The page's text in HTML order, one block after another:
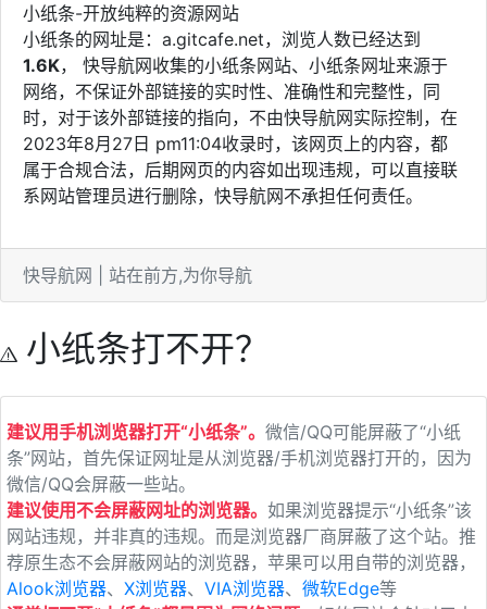
小纸条-开放纯粹的资源网站
小纸条的网址是：a.gitcafe.net，浏览人数已经达到
1.6K， 快导航网收集的小纸条网站、小纸条网址来源于
网络，不保证外部链接的实时性、准确性和完整性，同
时，对于该外部链接的指向，不由快导航网实际控制，在
2023年8月27日 pm11:04收录时，该网页上的内容，都
属于合规合法，后期网页的内容如出现违规，可以直接联
系网站管理员进行删除，快导航网不承担任何责任。
快导航网 | 站在前方,为你导航
小纸条打不开？
建议用手机浏览器打开“小纸条”。 微信/QQ可能屏蔽了“小纸
条”网站，首先保证网址是从浏览器/手机浏览器打开的，因为
微信/QQ会屏蔽一些站。
建议使用不会屏蔽网址的浏览器。 如果浏览器提示“小纸条”该
网站违规，并非真的违规。而是浏览器厂商屏蔽了这个站。推
荐原生态不会屏蔽网站的浏览器，苹果可以用自带的浏览器，
Alook浏览器、 X浏览器、 VIA浏览器、 微软Edge等